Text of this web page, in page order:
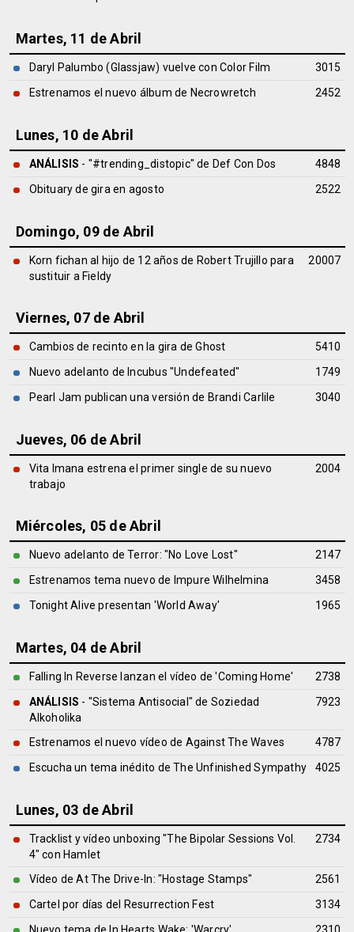
Martes, 11 de Abril
Daryl Palumbo (Glassjaw) vuelve con Color Film
3015
Estrenamos el nuevo álbum de Necrowretch
2452
Lunes, 10 de Abril
ANÁLISIS - "#trending_distopic" de Def Con Dos
4848
Obituary de gira en agosto
2522
Domingo, 09 de Abril
Korn fichan al hijo de 12 años de Robert Trujillo para
sustituir a Fieldy
20007
Viernes, 07 de Abril
Cambios de recinto en la gira de Ghost
5410
Nuevo adelanto de Incubus "Undefeated"
1749
Pearl Jam publican una versión de Brandi Carlile
3040
Jueves, 06 de Abril
Vita Imana estrena el primer single de su nuevo
trabajo
2004
Miércoles, 05 de Abril
Nuevo adelanto de Terror: "No Love Lost"
2147
Estrenamos tema nuevo de Impure Wilhelmina
3458
Tonight Alive presentan 'World Away'
1965
Martes, 04 de Abril
Falling In Reverse lanzan el vídeo de 'Coming Home'
2738
ANÁLISIS - "Sistema Antisocial" de Soziedad
Alkoholika
7923
Estrenamos el nuevo vídeo de Against The Waves
4787
Escucha un tema inédito de The Unfinished Sympathy
4025
Lunes, 03 de Abril
Tracklist y vídeo unboxing "The Bipolar Sessions Vol.
4" con Hamlet
2734
Vídeo de At The Drive-In: "Hostage Stamps"
2561
Cartel por días del Resurrection Fest
3134